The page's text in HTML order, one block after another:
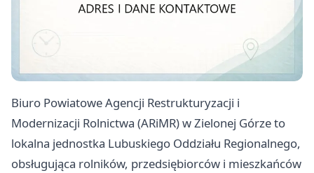
Biuro Powiatowe Agencji Restrukturyzacji i
Modernizacji Rolnictwa (ARiMR) w Zielonej Górze to
lokalna jednostka Lubuskiego Oddziału Regionalnego,
obsługująca rolników, przedsiębiorców i mieszkańców